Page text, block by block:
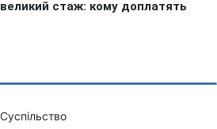
Суспільство